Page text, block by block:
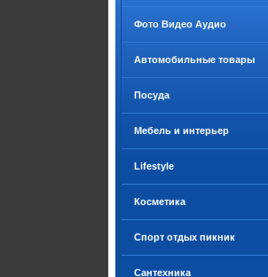
Фото Видео Аудио
Автомобильные товары
Посуда
Мебель и интерьер
Lifestyle
Косметика
Спорт отдых пикник
Сантехника